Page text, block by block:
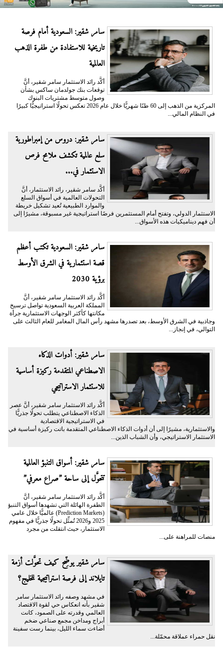
سامر شقير: السعودية أمام فرصة
تاريخية للاستفادة من طفرة الذهب
العالمية
أكَّد رائد الاستثمار سامر شقير، أنَّ
توقعات بنك جولدمان ساكس بشأن
وصول متوسط مشتريات البنوك
المركزية من الذهب إلى 60 طنًا شهريًّا خلال عام 2026 تعكس تحولًا استراتيجيًّا كبيرًا
في النظام المالي...
سامر شقير: دروس من إمبراطورية
سلع عالمية تكشف ملامح فرص
الاستثمار في...
أكَّد سامر شقير، رائد الاستثمار، أنَّ
التحولات العالمية في أسواق السلع
والموارد الطبيعية تُعيد تشكيل خريطة
الاستثمار الدولي، وتفتح أمام المستثمرين فرصًا استراتيجية غير مسبوقة، مشيرًا إلى
أن فهم ديناميكيات هذه الأسواق...
سامر شقير: السعودية تكتب أعظم
قصة استثمارية في الشرق الأوسط
برؤية 2030
أكَّد رائد الاستثمار سامر شقير، أنَّ
المملكة العربية السعودية تواصل ترسيخ
مكانتها كأكثر الوجهات الاستثمارية جرأة
وجاذبية في الشرق الأوسط، بعد تصدرها مشهد رأس المال المغامر للعام الثالث على
التوالي، في إنجاز...
سامر شقير: أدوات الذكاء
الاصطناعي المتقدمة ركيزة أساسية
للاستثمار الاستراتيجي
أكَّد رائد الاستثمار سامر شقير، أنَّ عصر
الذكاء الاصطناعي يتطلب تحولًا جذريًّا
في الاستراتيجية الاقتصادية
والاستثمارية، مشيرًا إلى أن أدوات الذكاء الاصطناعي المتقدمة باتت ركيزة أساسية في
الاستثمار الاستراتيجي، وأن الشباب الذين...
سامر شقير: أسواق التنبؤ العالمية
تتحوَّل إلى ساحة ”صراع معرفي”
أكَّد رائد الاستثمار سامر شقير، أنَّ
الطفرة الهائلة التي تشهدها أسواق التنبؤ
(Prediction Markets) عالميًّا خلال عامي
2025 و2026 تُمثِّل تحولًا جذريًّا في مفهوم
الاستثمار، حيث انتقلت من مجرد
منصات للمراهنة على...
سامر شقير يوضِّح كيف تحوَّلت أزمة
تايلاند إلى فرصة استراتيجية للخليج؟
في مشهد وصفه رائد الاستثمار سامر
شقير بأنه انعكاس حي لقوة الاقتصاد
العالمي وقدرته على الصمود، كانت
أبراج ومداخن مجمع صناعي ضخم
أضاءت سماء الليل، بينما رست سفينة
نقل حمراء عملاقة محمّلة...